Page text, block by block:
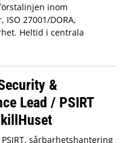
inom
ISO 27001/DORA,
Heltid i centrala
&
Lead / PSIRT
sårbarhetshantering